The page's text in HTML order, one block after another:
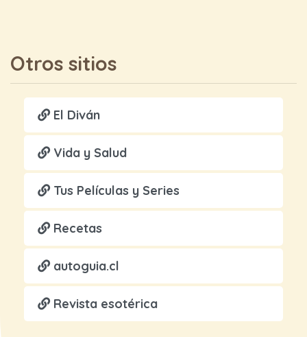
Otros sitios
El Diván
Vida y Salud
Tus Películas y Series
Recetas
autoguia.cl
Revista esotérica